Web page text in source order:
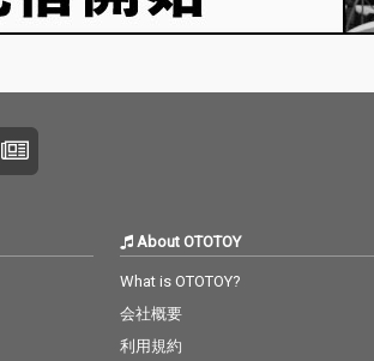
ンスを披
ボを果たし
City is Co
ャンルglo,d
パフォーマンスを披
ラッパー STACK THE PI
メリカのジャンルglo,d
rill,jersyが混ざった最
を強く感じさせるビー
ト。 その上に岐阜のヤ
About OTOTOY
What is OTOTOY?
会社概要
利用規約